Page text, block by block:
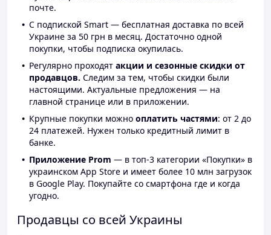
почте.
С подпиской Smart — бесплатная доставка по всей
Украине за 50 грн в месяц. Достаточно одной
покупки, чтобы подписка окупилась.
Регулярно проходят акции и сезонные скидки от
продавцов. Следим за тем, чтобы скидки были
настоящими. Актуальные предложения — на
главной странице или в приложении.
Крупные покупки можно оплатить частями: от 2 до
24 платежей. Нужен только кредитный лимит в
банке.
Приложение Prom — в топ-3 категории «Покупки» в
украинском App Store и имеет более 10 млн загрузок
в Google Play. Покупайте со смартфона где и когда
угодно.
Продавцы со всей Украины